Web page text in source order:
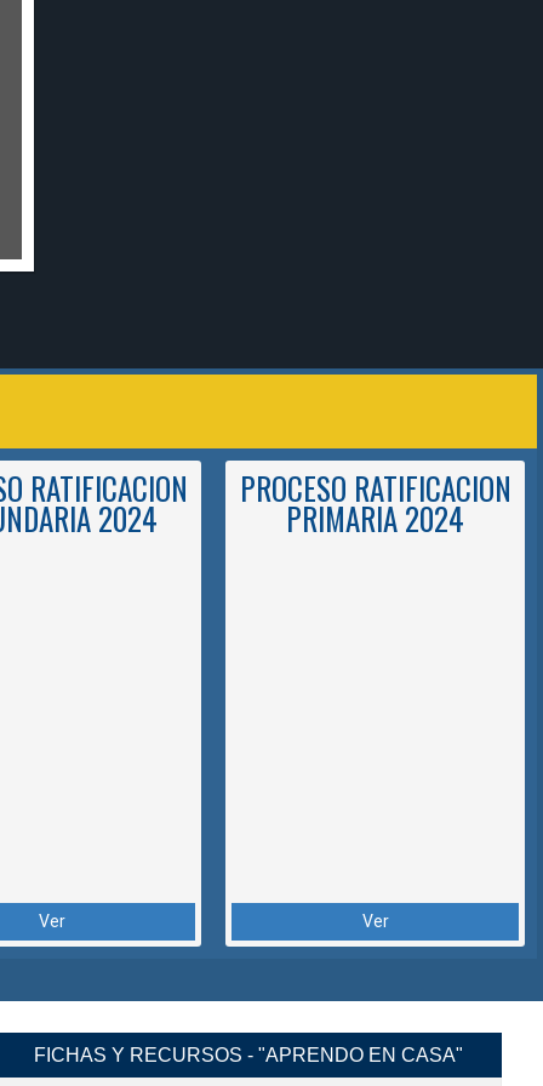
RATIFICACION
2024
Ver
PROCESO RATIFICACION
PRIMARIA 2024
Ver
FICHAS Y RECURSOS - "APRENDO EN CASA"